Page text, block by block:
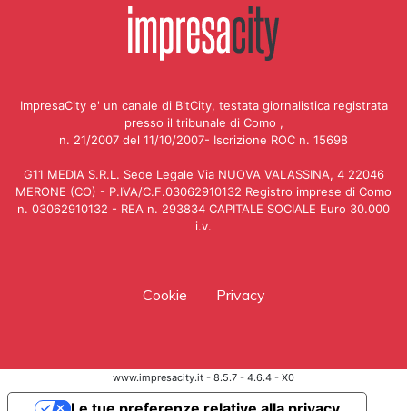
ImpresaCity e' un canale di BitCity, testata giornalistica registrata
presso il tribunale di Como ,
n. 21/2007 del 11/10/2007- Iscrizione ROC n. 15698
G11 MEDIA S.R.L. Sede Legale Via NUOVA VALASSINA, 4 22046
MERONE (CO) - P.IVA/C.F.03062910132 Registro imprese di Como
n. 03062910132 - REA n. 293834 CAPITALE SOCIALE Euro 30.000
i.v.
Cookie Privacy
www.impresacity.it - 8.5.7 - 4.6.4 - X0